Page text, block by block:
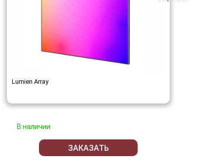
Lumien Array
В наличии
ЗАКАЗАТЬ